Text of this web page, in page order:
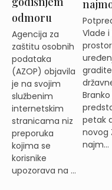
odmoru
Agencija za
zaštitu osobnih
podataka
(AZOP) objavila
je na svojim
službenim
internetskim
stranicama niz
preporuka
kojima se
korisnike
upozorava na ...
Vlade
petak
novog
najm...